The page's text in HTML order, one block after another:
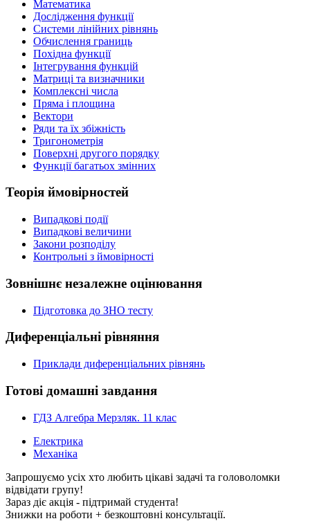
Математика
Дослідження функції
Системи лінійних рівнянь
Обчислення границь
Похідна функції
Інтегрування функцій
Матриці та визначники
Комплексні числа
Пряма і площина
Вектори
Ряди та їх збіжність
Тригонометрія
Поверхні другого порядку
Функції багатьох змінних
Теорія ймовірностей
Випадкові події
Випадкові величини
Закони розподілу
Контрольні з ймовірності
Зовнішнє незалежне оцінювання
Підготовка до ЗНО тесту
Диференціальні рівняння
Приклади диференціальних рівнянь
Готові домашні завдання
ГДЗ Алгебра Мерзляк. 11 клас
Електрика
Механіка
Запрошуємо усіх хто любить цікаві задачі та головоломки
відвідати групу!
Зараз діє акція - підтримай студента!
Знижки на роботи + безкоштовні консультації.